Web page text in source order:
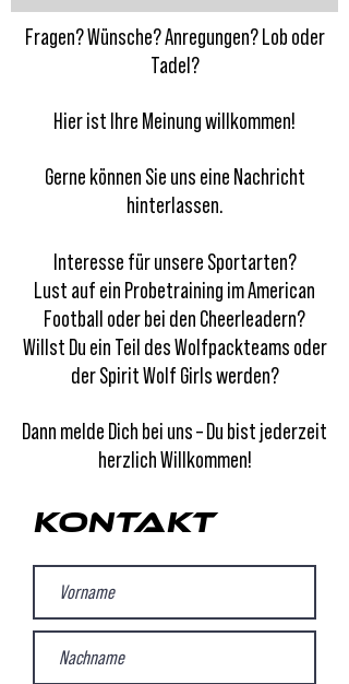
Fragen? Wünsche? Anregungen? Lob oder
Tadel?
Hier ist Ihre Meinung willkommen!
Gerne können Sie uns eine Nachricht
hinterlassen.
Interesse für unsere Sportarten?
Lust auf ein Probetraining im American
Football oder bei den Cheerleadern?
Willst Du ein Teil des Wolfpackteams oder
der Spirit Wolf Girls werden?
Dann melde Dich bei uns – Du bist jederzeit
herzlich Willkommen!
Kontakt